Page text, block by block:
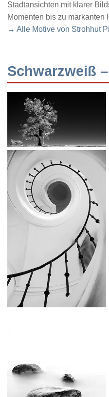
Stadtansichten mit klarer
Momenten bis zu markanten
→ Alle Motive von Strohhut
Schwarzweiß